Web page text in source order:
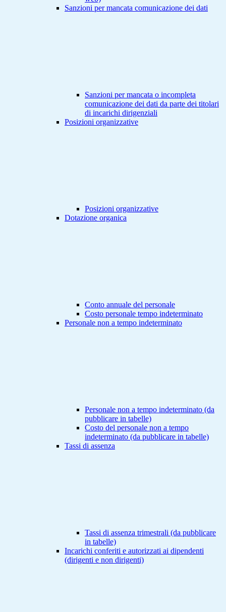
Sanzioni per mancata comunicazione dei dati
Sanzioni per mancata o incompleta
comunicazione dei dati da parte dei titolari
di incarichi dirigenziali
Posizioni organizzative
Posizioni organizzative
Dotazione organica
Conto annuale del personale
Costo personale tempo indeterminato
Personale non a tempo indeterminato
Personale non a tempo indeterminato (da
pubblicare in tabelle)
Costo del personale non a tempo
indeterminato (da pubblicare in tabelle)
Tassi di assenza
Tassi di assenza trimestrali (da pubblicare
in tabelle)
Incarichi conferiti e autorizzati ai dipendenti
(dirigenti e non dirigenti)